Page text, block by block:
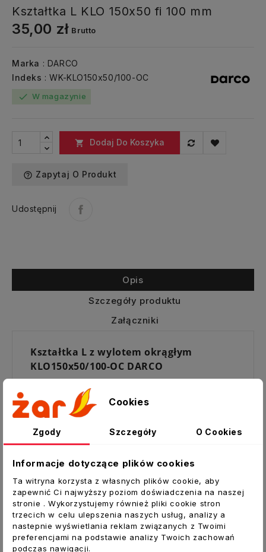
Kształtka L KLO 150x50 fi 100 mm
35,00 zł Brutto
Marka : DARCO
Indeks : WK-KLO150x50/100-OC
check W magazynie
 Dodaj Do Koszyka
help_outline Zapytaj O Produkt
Udostępnij
Opis
Szczegóły produktu
Załączniki
Kształtka L z wylotem okrągłym
KLO150x50/100-OC DARCO
Kształtka z wylotem okrągłym pozwala na
połączenie systemu prostokątnego z
systemem okrągłym.
Element równie dobrze nadaje się jako
wylot kanałów prostokątnych, w którym
można zamocować np. anemostat.
Zastosowanie
dystrybucja gorącego powietrza
wentylacja,
klimatyzacja
Cookies
Zgody Szczegóły O Cookies
Informacje dotyczące plików cookies
Ta witryna korzysta z własnych plików cookie, aby
zapewnić Ci najwyższy poziom doświadczenia na naszej
stronie . Wykorzystujemy również pliki cookie stron
trzecich w celu ulepszenia naszych usług, analizy a
nastepnie wyświetlania reklam związanych z Twoimi
preferencjami na podstawie analizy Twoich zachowań
podczas nawigacji.